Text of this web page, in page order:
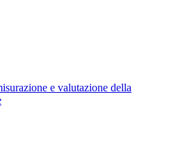
e valutazione della